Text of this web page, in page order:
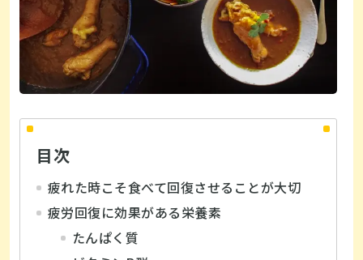
目次
疲れた時こそ食べて回復させることが大切
疲労回復に効果がある栄養素
たんぱく質